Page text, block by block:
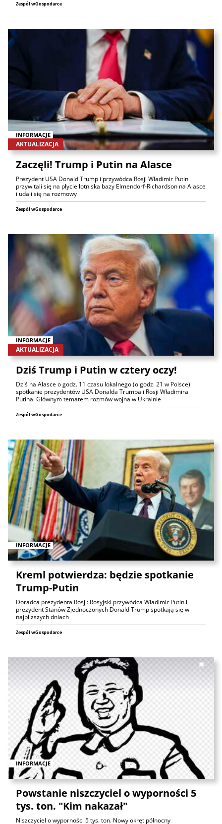
Zespół wGospodarce
INFORMACJE
AKTUALIZACJA
Zaczęli! Trump i Putin na Alasce
Prezydent USA Donald Trump i przywódca Rosji Władimir Putin
przywitali się na płycie lotniska bazy Elmendorf-Richardson na Alasce
i udali się na rozmowy
Zespół wGospodarce
INFORMACJE
AKTUALIZACJA
Dziś Trump i Putin w cztery oczy!
Dziś na Alasce o godz. 11 czasu lokalnego (o godz. 21 w Polsce)
spotkanie prezydentów USA Donalda Trumpa i Rosji Władimira
Putina. Głównym tematem rozmów wojna w Ukrainie
Zespół wGospodarce
INFORMACJE
Kreml potwierdza: będzie spotkanie
Trump-Putin
Doradca prezydenta Rosji: Rosyjski przywódca Władimir Putin i
prezydent Stanów Zjednoczonych Donald Trump spotkają się w
najbliższych dniach
Zespół wGospodarce
INFORMACJE
Powstanie niszczyciel o wyporności 5
tys. ton. "Kim nakazał"
Niszczyciel o wyporności 5 tys. ton. Nowy okręt północny